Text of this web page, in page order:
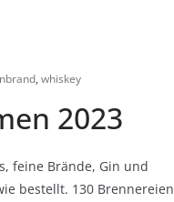
, whiskey
2023
feine Brände, Gin und
bestellt. 130 Brennereien